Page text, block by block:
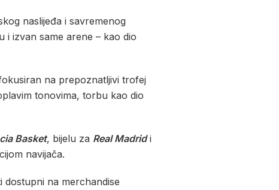
naslijeđa i savremenog
i izvan same arene – kao dio
na prepoznatljivi trofej
tonovima, torbu kao dio
Basket, bijelu za Real Madridi
navijača.
dostupni na merchandise